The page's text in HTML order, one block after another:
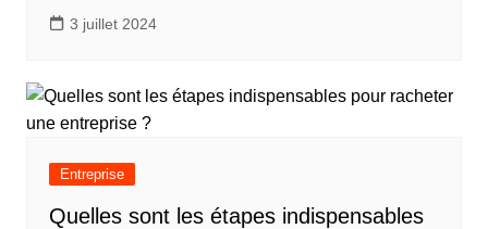
3 juillet 2024
Entreprise
Quelles sont les étapes indispensables